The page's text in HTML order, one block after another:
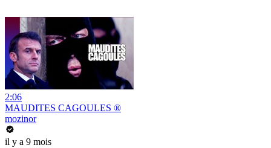
2:06
MAUDITES CAGOULES ®
mozinor
il y a 9 mois